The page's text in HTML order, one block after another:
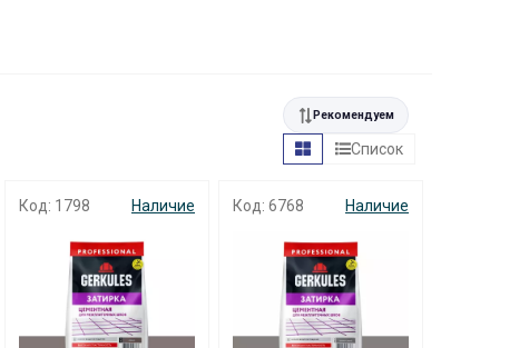
Рекомендуем
Список
Код: 1798 Наличие Код: 6768 Наличие